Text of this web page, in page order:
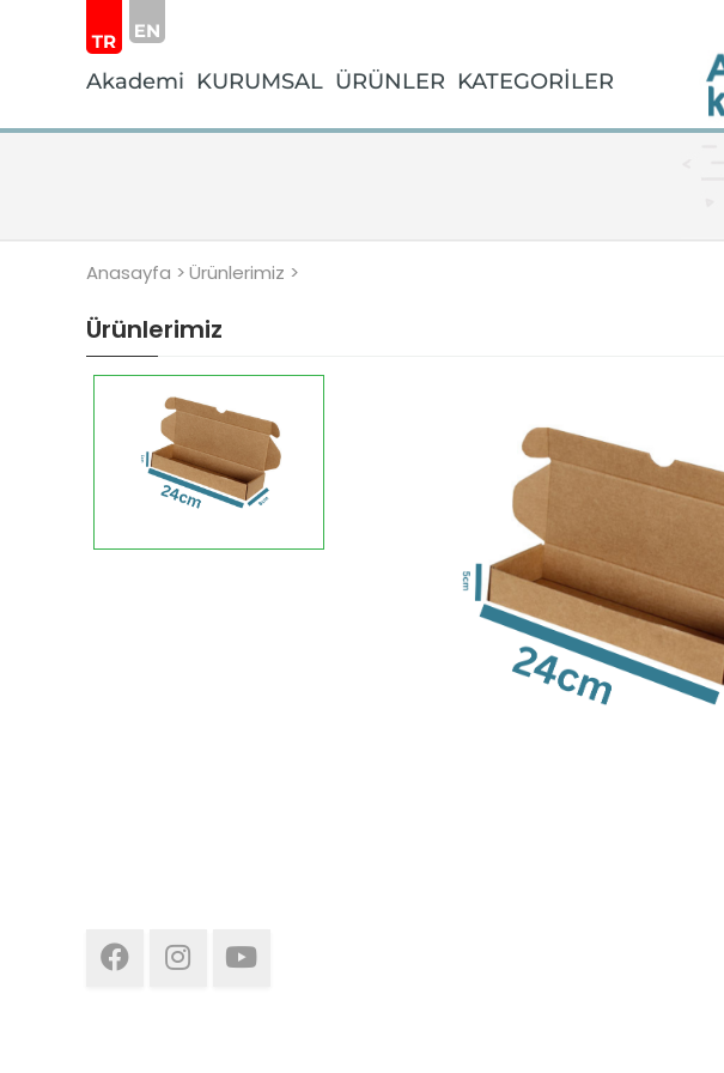
Akademi KURUMSAL ÜRÜNLER KATEGORİLER
Anasayfa >Ürünlerimiz >
Ürünlerimiz